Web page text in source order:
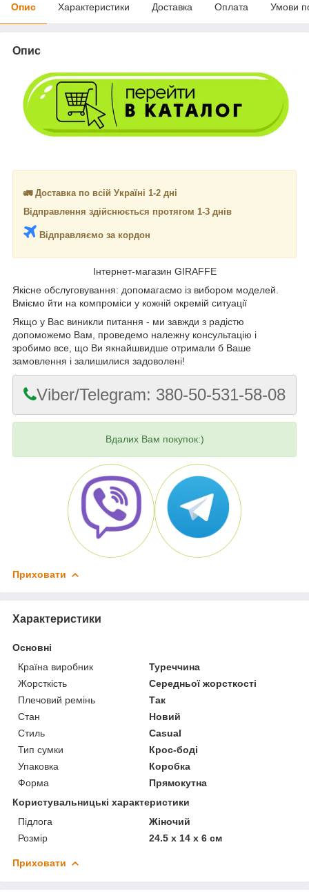
Опис Характеристики Доставка Оплата Умови
Опис
🚛 Доставка по всій Україні 1-2 дні
Відправлення здійснюється протягом 1-3 днів
Відправляємо за кордон
Інтернет-магазин GIRAFFE
Якісне обслуговування: допомагаємо із вибором моделей.
Вміємо йти на компроміси у кожній окремій ситуації
Якщо у Вас виникли питання - ми завжди з радістю
допоможемо Вам, проведемо належну консультацію і
зробимо все, що Ви якнайшвидше отримали б Ваше
замовлення і залишилися задоволені!
Viber/Telegram: 380-50-531-58-08
Вдалих Вам покупок:)
Приховати
Характеристики
Основні
Країна виробник
Туреччина
Жорсткість
Середньої жорсткості
Плечовий ремінь
Так
Стан
Новий
Стиль
Casual
Тип сумки
Крос-боді
Упаковка
Коробка
Форма
Прямокутна
Користувальницькі характеристики
Підлога
Жіночий
Розмір
24.5 x 14 x 6 см
Приховати